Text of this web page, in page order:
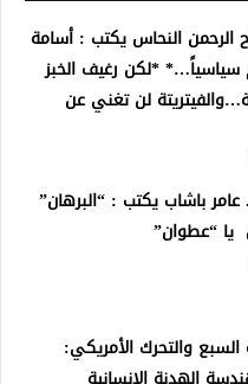
الرحمن النحاس يكتب : أسامة
سياسياً…* *لكن رغيف الخبز
لن تغني عن
باشاب يكتب : “البرهان”
“عطوان”
والتحرك الأمريكي: